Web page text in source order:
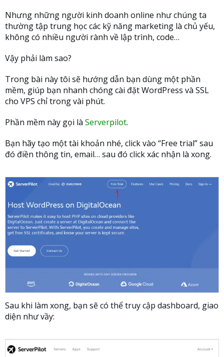
Nhưng những người kinh doanh online như chúng ta
thường tập trung học các kỹ năng marketing là chủ yếu,
không có nhiều người rành về lập trình, code…
Vậy phải làm sao?
Trong bài này tôi sẽ hướng dẫn bạn dùng một phần
mềm, giúp bạn nhanh chóng cài đặt WordPress và SSL
cho VPS chỉ trong vài phút.
Phần mềm này gọi là Serverpilot.
Bạn hãy tạo một tài khoản nhé, click vào “Free trial” sau
đó điền thông tin, email… sau đó click xác nhận là xong.
Sau khi làm xong, bạn sẽ có thể truy cập dashboard, giao
diện như vầy: